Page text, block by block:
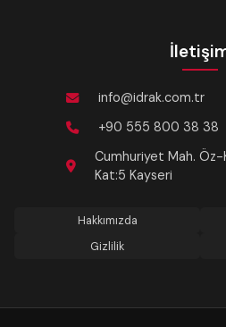
info@idrak.com.tr
+90 555 800 38 38
Cumhuriyet Mah. Öz-
Kat:5 Kayseri
Hakkımızda
Gizlilik